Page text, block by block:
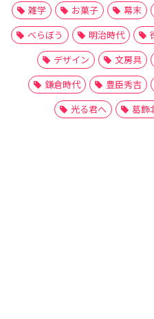
雑学
お菓子 幕末
べらぼう
明治時代
デザイン
文房具
鎌倉時代
豊臣秀吉
光る君へ
葛飾